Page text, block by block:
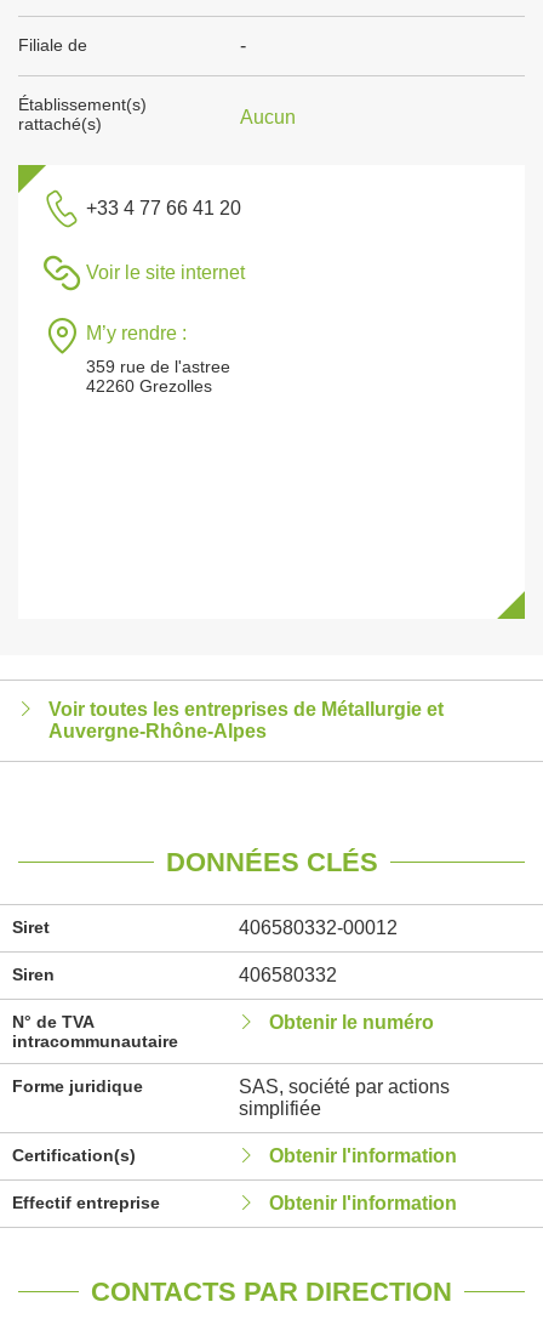
Filiale de -
Établissement(s)
rattaché(s)
Aucun
+33 4 77 66 41 20
Voir le site internet
M’y rendre :
359 rue de l'astree
42260 Grezolles
Voir toutes les entreprises de Métallurgie et
Auvergne-Rhône-Alpes
DONNÉES CLÉS
Siret 406580332-00012
Siren 406580332
N° de TVA
intracommunautaire
Obtenir le numéro
Forme juridique
SAS, société par actions
simplifiée
Certification(s) Obtenir l'information
Effectif entreprise Obtenir l'information
CONTACTS PAR DIRECTION